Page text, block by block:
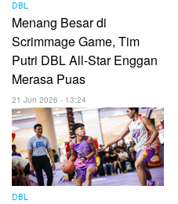
DBL
Menang Besar di
Scrimmage Game, Tim
Putri DBL All-Star Enggan
Merasa Puas
21 Jun 2026 - 13:24
DBL